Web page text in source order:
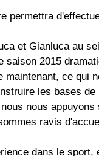
permettra
et Gianluca au
saison 2015
ce qui
les bases
nous
ravis
dans le